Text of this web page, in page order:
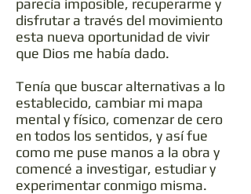
parecía imposible, recuperarme y
disfrutar a través del movimiento
esta nueva oportunidad de vivir
que Dios me había dado.
Tenía que buscar alternativas a lo
establecido, cambiar mi mapa
mental y físico, comenzar de cero
en todos los sentidos, y así fue
como me puse manos a la obra y
comencé a investigar, estudiar y
experimentar conmigo misma.